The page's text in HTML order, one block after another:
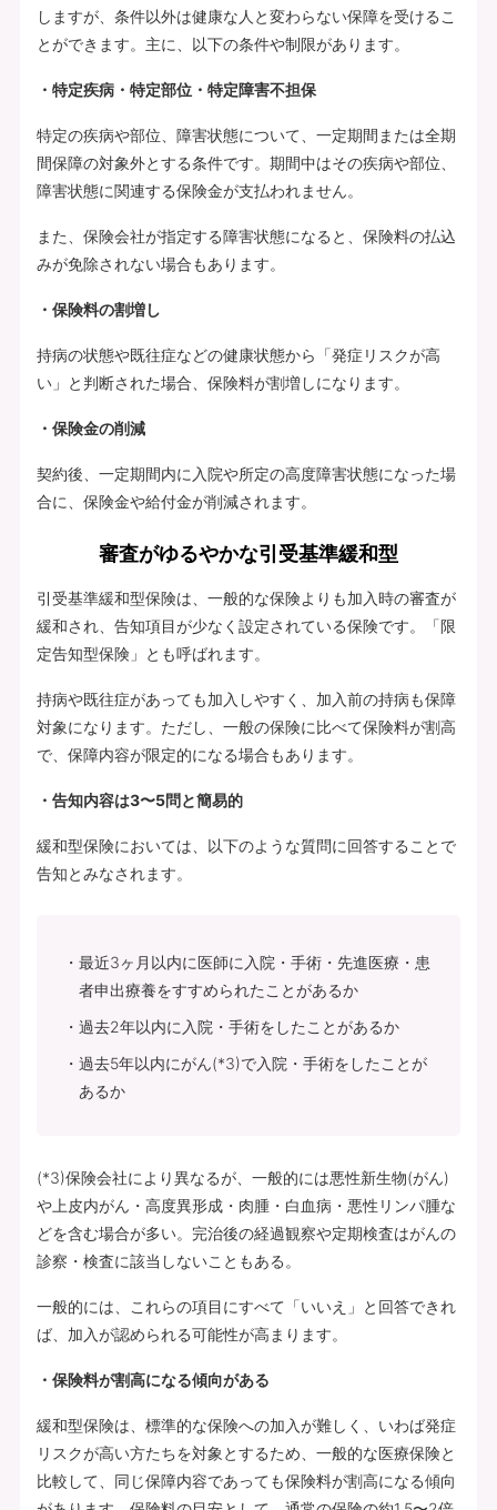
しますが、条件以外は健康な人と変わらない保障を受けるこ
とができます。主に、以下の条件や制限があります。
・特定疾病・特定部位・特定障害不担保
特定の疾病や部位、障害状態について、一定期間または全期
間保障の対象外とする条件です。期間中はその疾病や部位、
障害状態に関連する保険金が支払われません。
また、保険会社が指定する障害状態になると、保険料の払込
みが免除されない場合もあります。
・保険料の割増し
持病の状態や既往症などの健康状態から「発症リスクが高
い」と判断された場合、保険料が割増しになります。
・保険金の削減
契約後、一定期間内に入院や所定の高度障害状態になった場
合に、保険金や給付金が削減されます。
審査がゆるやかな引受基準緩和型
引受基準緩和型保険は、一般的な保険よりも加入時の審査が
緩和され、告知項目が少なく設定されている保険です。「限
定告知型保険」とも呼ばれます。
持病や既往症があっても加入しやすく、加入前の持病も保障
対象になります。ただし、一般の保険に比べて保険料が割高
で、保障内容が限定的になる場合もあります。
・告知内容は3〜5問と簡易的
緩和型保険においては、以下のような質問に回答することで
告知とみなされます。
最近3ヶ月以内に医師に入院・手術・先進医療・患
者申出療養をすすめられたことがあるか
過去2年以内に入院・手術をしたことがあるか
過去5年以内にがん(*3)で入院・手術をしたことが
あるか
(*3)保険会社により異なるが、一般的には悪性新生物(がん)
や上皮内がん・高度異形成・肉腫・白血病・悪性リンパ腫な
どを含む場合が多い。完治後の経過観察や定期検査はがんの
診察・検査に該当しないこともある。
一般的には、これらの項目にすべて「いいえ」と回答できれ
ば、加入が認められる可能性が高まります。
・保険料が割高になる傾向がある
緩和型保険は、標準的な保険への加入が難しく、いわば発症
リスクが高い方たちを対象とするため、一般的な医療保険と
比較して、同じ保障内容であっても保険料が割高になる傾向